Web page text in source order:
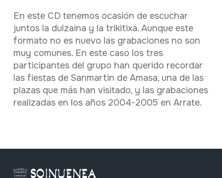
Ficha completa
En este CD tenemos ocasión de escuchar
juntos la dulzaina y la trikitixa. Aunque este
formato no es nuevo las grabaciones no son
muy comunes. En este caso los tres
participantes del grupo han querido recordar
las fiestas de Sanmartin de Amasa, una de las
plazas que más han visitado, y las grabaciones
realizadas en los años 2004-2005 en Arrate.